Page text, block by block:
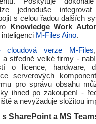
jednoduše
s celou řadou dalších
Knowledge Work
M-Files Aino.
cloudová verze M-Files
a středně velké firmy -
o licence, hardware,
serverových
pro správu obsahu
ihned po zakoupení -
a nevyžaduje složitou
SharePoint a MS